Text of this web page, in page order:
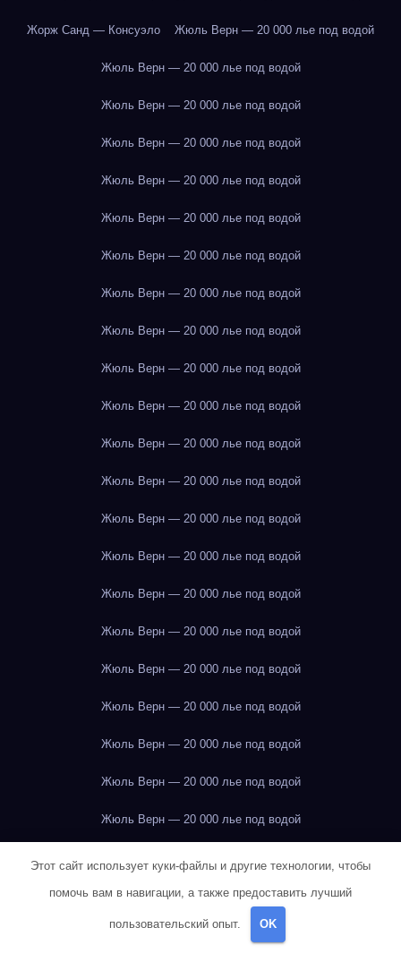
Жорж Санд — Консуэло Жюль Верн — 20 000 лье под водой
Жюль Верн — 20 000 лье под водой
Жюль Верн — 20 000 лье под водой
Жюль Верн — 20 000 лье под водой
Жюль Верн — 20 000 лье под водой
Жюль Верн — 20 000 лье под водой
Жюль Верн — 20 000 лье под водой
Жюль Верн — 20 000 лье под водой
Жюль Верн — 20 000 лье под водой
Жюль Верн — 20 000 лье под водой
Жюль Верн — 20 000 лье под водой
Жюль Верн — 20 000 лье под водой
Жюль Верн — 20 000 лье под водой
Жюль Верн — 20 000 лье под водой
Жюль Верн — 20 000 лье под водой
Жюль Верн — 20 000 лье под водой
Жюль Верн — 20 000 лье под водой
Жюль Верн — 20 000 лье под водой
Жюль Верн — 20 000 лье под водой
Жюль Верн — 20 000 лье под водой
Жюль Верн — 20 000 лье под водой
Жюль Верн — 20 000 лье под водой
Жюль Верн — 20 000 лье под водой
Жюль Верн — 20 000 лье под водой
Этот сайт использует куки-файлы и другие технологии, чтобы
помочь вам в навигации, а также предоставить лучший
пользовательский опыт. OK